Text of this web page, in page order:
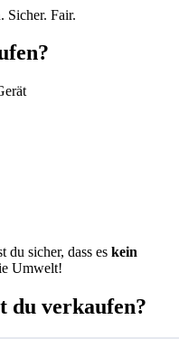
Sicher. Fair.
du sicher, dass es kein
Umwelt!
du verkaufen?